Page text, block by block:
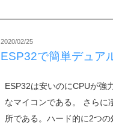
2020/02/25
ESP32で簡単デュア
ESP32は安いのにCPUが強
なマイコンである。 さらに
所である。ハード的に2つ